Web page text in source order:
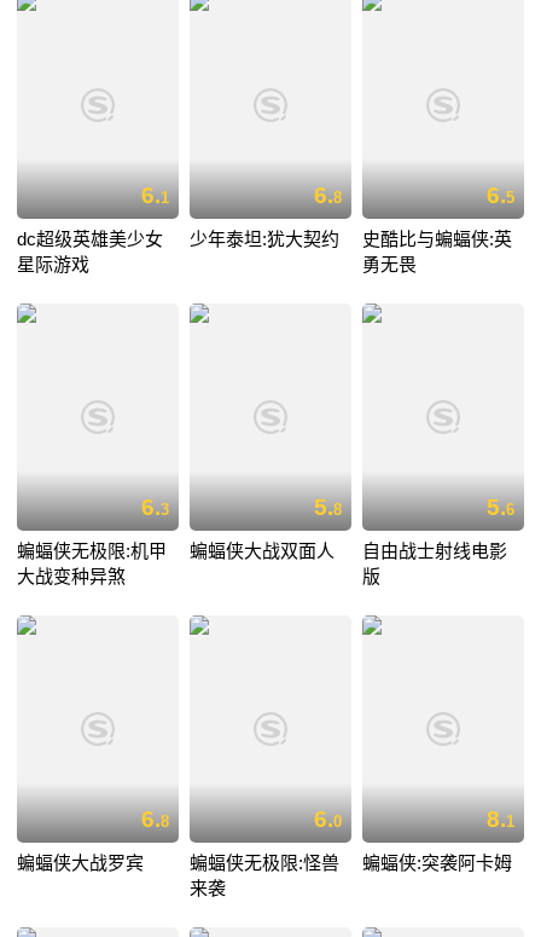
6.1
dc超级英雄美少女
星际游戏
6.8
少年泰坦:犹大契约
6.5
史酷比与蝙蝠侠:英
勇无畏
6.3
蝙蝠侠无极限:机甲
大战变种异煞
5.8
蝙蝠侠大战双面人
5.6
自由战士射线电影
版
6.8
蝙蝠侠大战罗宾
6.0
蝙蝠侠无极限:怪兽
来袭
8.1
蝙蝠侠:突袭阿卡姆